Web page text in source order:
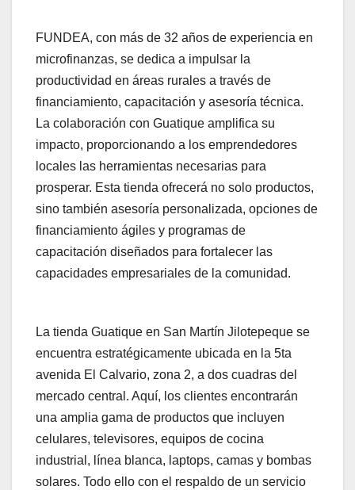
FUNDEA, con más de 32 años de experiencia en
microfinanzas, se dedica a impulsar la
productividad en áreas rurales a través de
financiamiento, capacitación y asesoría técnica.
La colaboración con Guatique amplifica su
impacto, proporcionando a los emprendedores
locales las herramientas necesarias para
prosperar. Esta tienda ofrecerá no solo productos,
sino también asesoría personalizada, opciones de
financiamiento ágiles y programas de
capacitación diseñados para fortalecer las
capacidades empresariales de la comunidad.
La tienda Guatique en San Martín Jilotepeque se
encuentra estratégicamente ubicada en la 5ta
avenida El Calvario, zona 2, a dos cuadras del
mercado central. Aquí, los clientes encontrarán
una amplia gama de productos que incluyen
celulares, televisores, equipos de cocina
industrial, línea blanca, laptops, camas y bombas
solares. Todo ello con el respaldo de un servicio